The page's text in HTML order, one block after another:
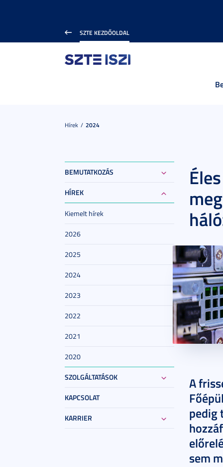
SZTE KEZDŐOLDAL
Hírek 2024
BEMUTATKOZÁS
HÍREK
Kiemelt hírek
2026
2025
2024
2023
2022
2021
2020
SZOLGÁLTATÁSOK
KAPCSOLAT
KARRIER
A
pedig
sem